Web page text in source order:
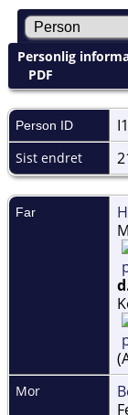
Personlig
PDF
Person ID
Sist endret
Far
Mor